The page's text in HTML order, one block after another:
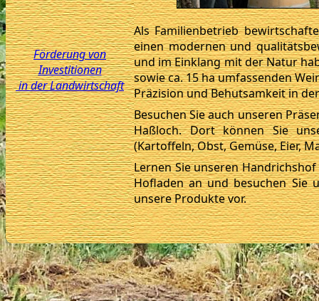
Förderung von
Investitionen
in der Landwirtschaft
Als Familienbetrieb
einen modernen und
und im Einklang mit der Natur
sowie ca. 15 ha umfassenden
Präzision und Behutsamkeit in
Besuchen Sie auch unseren
Haßloch. Dort können Sie
(Kartoffeln, Obst, Gemüse, Eier,
Lernen Sie unseren
Hofladen an und besuchen Sie
unsere Produkte vor.